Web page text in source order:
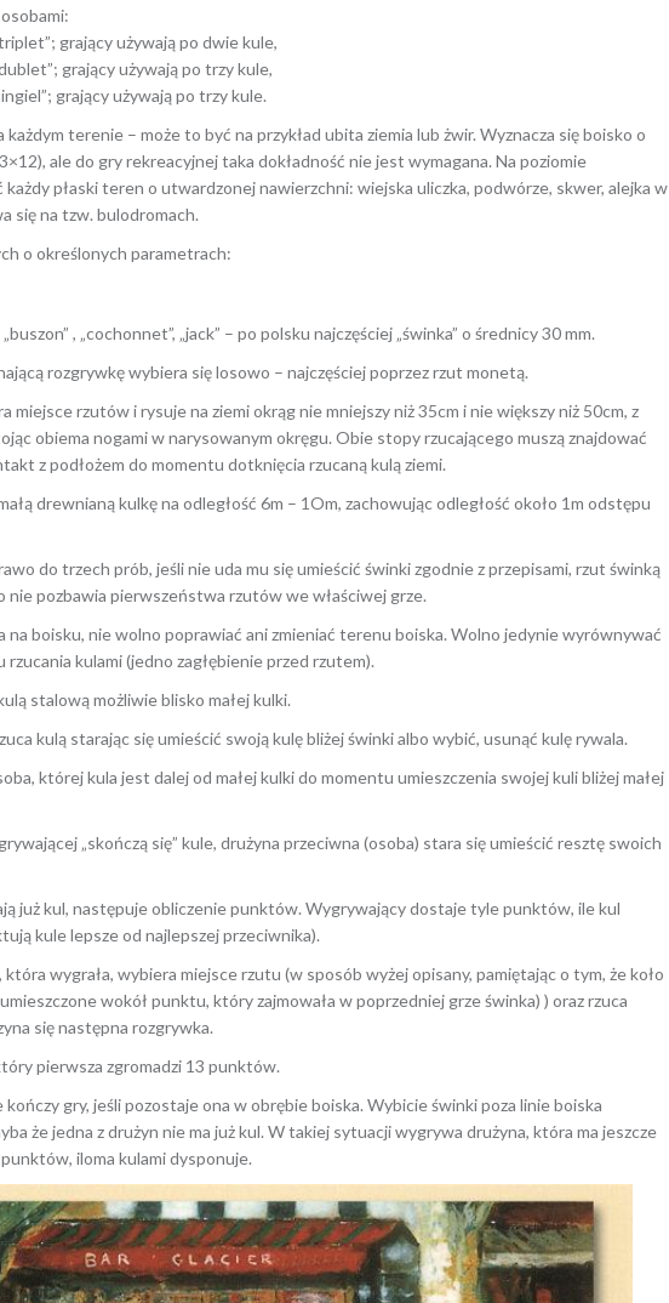
grający używają po dwie kule,
grający używają po trzy kule,
grający używają po trzy kule.
każdym terenie – może to być na przykład ubita ziemia lub żwir. Wyznacza się boisko o
ale do gry rekreacyjnej taka dokładność nie jest wymagana. Na poziomie
płaski teren o utwardzonej nawierzchni: wiejska uliczka, podwórze, skwer, alejka w
się na tzw. bulodromach.
o określonych parametrach:
, „cochonnet”, „jack” – po polsku najczęściej „świnka” o średnicy 30 mm.
rozgrywkę wybiera się losowo – najczęściej poprzez rzut monetą.
miejsce rzutów i rysuje na ziemi okrąg nie mniejszy niż 35cm i nie większy niż 50cm, z
obiema nogami w narysowanym okręgu. Obie stopy rzucającego muszą znajdować
z podłożem do momentu dotknięcia rzucaną kulą ziemi.
drewnianą kulkę na odległość 6m – 1Om, zachowując odległość około 1m odstępu
do trzech prób, jeśli nie uda mu się umieścić świnki zgodnie z przepisami, rzut świnką
nie pozbawia pierwszeństwa rzutów we właściwej grze.
na boisku, nie wolno poprawiać ani zmieniać terenu boiska. Wolno jedynie wyrównywać
kulami (jedno zagłębienie przed rzutem).
stalową możliwie blisko małej kulki.
kulą starając się umieścić swoją kulę bliżej świnki albo wybić, usunąć kulę rywala.
której kula jest dalej od małej kulki do momentu umieszczenia swojej kuli bliżej małej
„skończą się” kule, drużyna przeciwna (osoba) stara się umieścić resztę swoich
już kul, następuje obliczenie punktów. Wygrywający dostaje tyle punktów, ile kul
kule lepsze od najlepszej przeciwnika).
która wygrała, wybiera miejsce rzutu (w sposób wyżej opisany, pamiętając o tym, że koło
wokół punktu, który zajmowała w poprzedniej grze świnka) ) oraz rzuca
się następna rozgrywka.
pierwsza zgromadzi 13 punktów.
gry, jeśli pozostaje ona w obrębie boiska. Wybicie świnki poza linie boiska
że jedna z drużyn nie ma już kul. W takiej sytuacji wygrywa drużyna, która ma jeszcze
iloma kulami dysponuje.